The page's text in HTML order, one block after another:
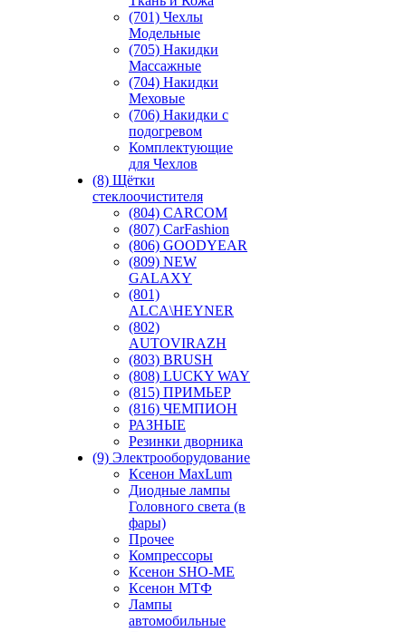
(701) Чехлы
Модельные
(705) Накидки
Массажные
(704) Накидки
Меховые
(706) Накидки с
подогревом
Комплектующие
для Чехлов
(8) Щётки
стеклоочистителя
(804) CARCOM
(807) CarFashion
(806) GOODYEAR
(809) NEW
GALAXY
(801)
ALCA\HEYNER
(802)
AUTOVIRAZH
(803) BRUSH
(808) LUCKY WAY
(815) ПРИМЬЕР
(816) ЧЕМПИОН
РАЗНЫЕ
Резинки дворника
(9) Электрооборудование
Ксенон MaxLum
Диодные лампы
Головного света (в
фары)
Прочее
Компрессоры
Ксенон SHO-ME
Ксенон МТФ
Лампы
автомобильные